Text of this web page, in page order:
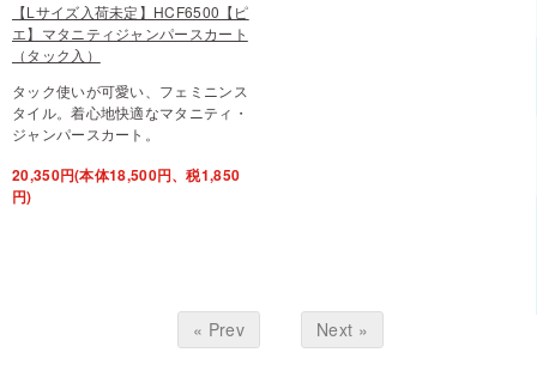
【Lサイズ入荷未定】HCF6500【ピ
エ】マタニティジャンパースカート
（タック入）
タック使いが可愛い、フェミニンス
タイル。着心地快適なマタニティ・
ジャンパースカート。
20,350円(本体18,500円、税1,850
円)
« Prev Next »